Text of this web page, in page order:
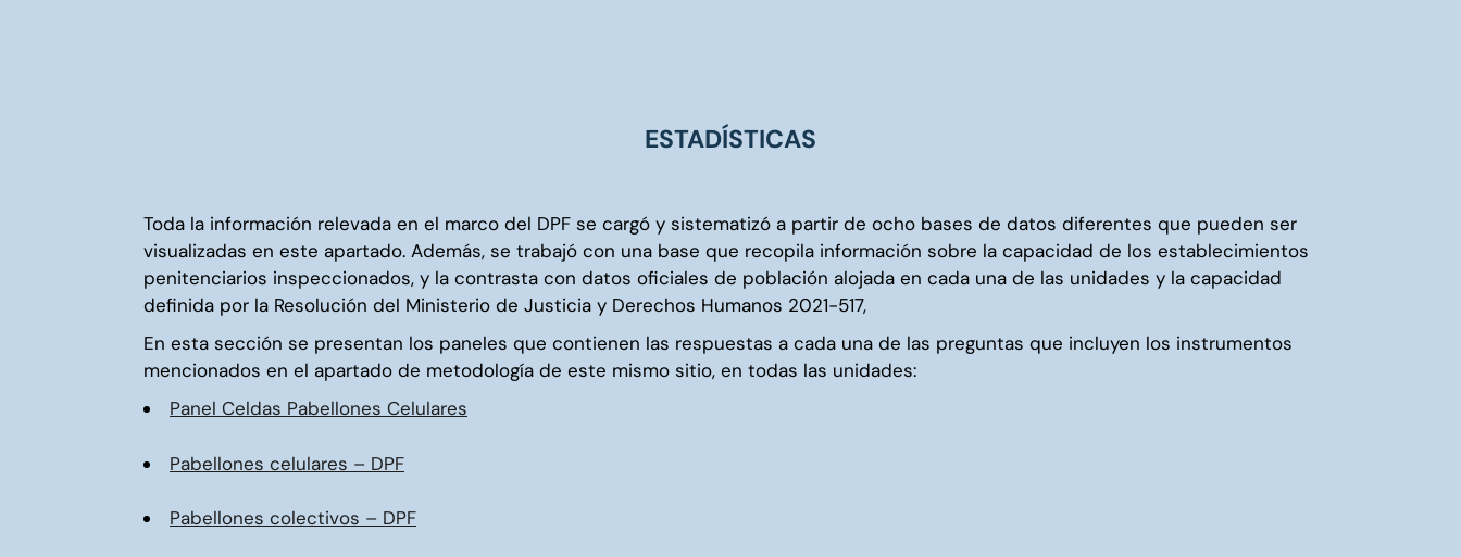
ESTADÍSTICAS
Toda la información relevada en el marco del DPF se cargó y sistematizó a partir de ocho bases de datos diferentes que pueden ser
visualizadas en este apartado. Además, se trabajó con una base que recopila información sobre la capacidad de los establecimientos
penitenciarios inspeccionados, y la contrasta con datos oficiales de población alojada en cada una de las unidades y la capacidad
definida por la Resolución del Ministerio de Justicia y Derechos Humanos 2021-517,
En esta sección se presentan los paneles que contienen las respuestas a cada una de las preguntas que incluyen los instrumentos
mencionados en el apartado de metodología de este mismo sitio, en todas las unidades:
Panel Celdas Pabellones Celulares
Pabellones celulares – DPF
Pabellones colectivos – DPF